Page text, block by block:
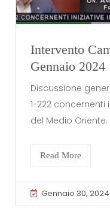
Intervento
Gennaio 2024
Discussione
1-222 concernenti
del Medio Oriente.
Read More
Gennaio 30, 2024